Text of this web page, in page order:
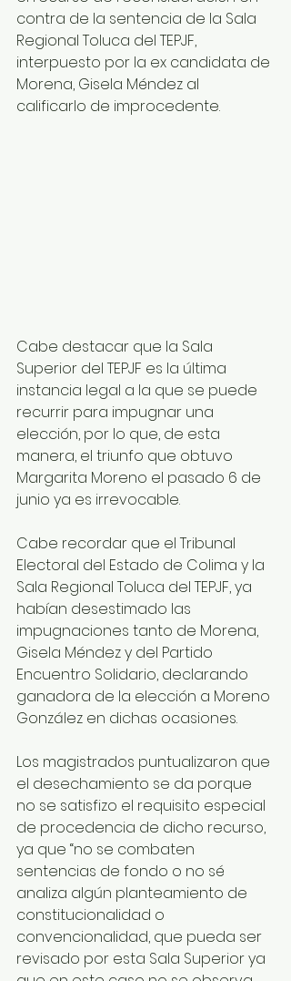
contra de la sentencia de la Sala
Regional Toluca del TEPJF,
interpuesto por la ex candidata de
Morena, Gisela Méndez al
calificarlo de improcedente.
Cabe destacar que la Sala
Superior del TEPJF es la última
instancia legal a la que se puede
recurrir para impugnar una
elección, por lo que, de esta
manera, el triunfo que obtuvo
Margarita Moreno el pasado 6 de
junio ya es irrevocable.
Cabe recordar que el Tribunal
Electoral del Estado de Colima y la
Sala Regional Toluca del TEPJF, ya
habían desestimado las
impugnaciones tanto de Morena,
Gisela Méndez y del Partido
Encuentro Solidario, declarando
ganadora de la elección a Moreno
González en dichas ocasiones.
Los magistrados puntualizaron que
el desechamiento se da porque
no se satisfizo el requisito especial
de procedencia de dicho recurso,
ya que “no se combaten
sentencias de fondo o no sé
analiza algún planteamiento de
constitucionalidad o
convencionalidad, que pueda ser
revisado por esta Sala Superior ya